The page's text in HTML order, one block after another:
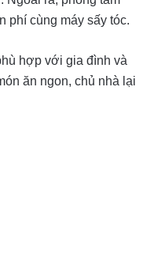
phí cùng máy sấy tóc.
hợp với gia đình và
ăn ngon, chủ nhà lại